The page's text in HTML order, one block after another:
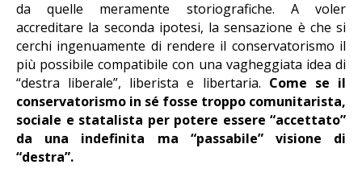
da quelle meramente storiografiche. A voler
accreditare la seconda ipotesi, la sensazione è che si
cerchi ingenuamente di rendere il conservatorismo il
più possibile compatibile con una vagheggiata idea di
“destra liberale”, liberista e libertaria. Come se il
conservatorismo in sé fosse troppo comunitarista,
sociale e statalista per potere essere “accettato”
da una indefinita ma “passabile” visione di
“destra”.